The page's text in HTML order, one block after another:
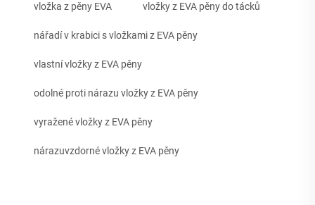
vložka z pěny EVA vložky z EVA pěny do tácků
nářadí v krabici s vložkami z EVA pěny
vlastní vložky z EVA pěny
odolné proti nárazu vložky z EVA pěny
vyražené vložky z EVA pěny
nárazuvzdorné vložky z EVA pěny